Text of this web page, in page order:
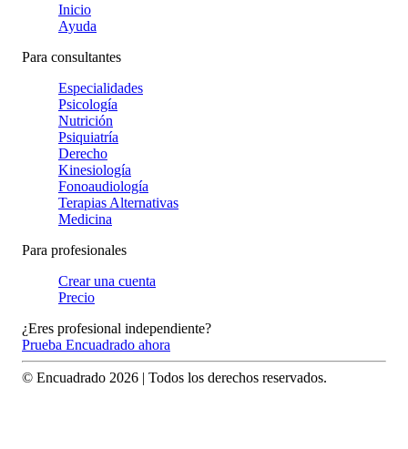
Inicio
Ayuda
Para consultantes
Especialidades
Psicología
Nutrición
Psiquiatría
Derecho
Kinesiología
Fonoaudiología
Terapias Alternativas
Medicina
Para profesionales
Crear una cuenta
Precio
¿Eres profesional independiente?
Prueba Encuadrado ahora
© Encuadrado 2026 | Todos los derechos reservados.